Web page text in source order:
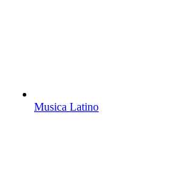
Musica Latino